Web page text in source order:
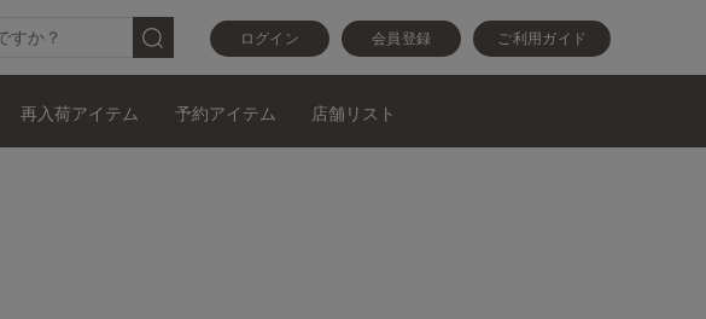
ログイン 会員登録 ご利用ガイド
再入荷アイテム 予約アイテム 店舗リスト